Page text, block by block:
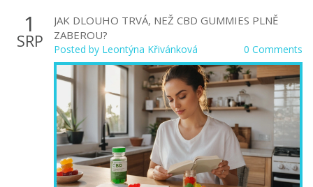
1
SRP
JAK DLOUHO TRVÁ, NEŽ CBD GUMMIES PLNĚ
ZABEROU?
Posted by Leontýna Křivánková 0 Comments